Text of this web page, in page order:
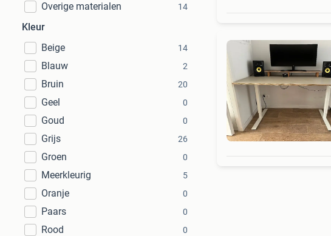
Overige materialen 14
Kleur
Beige
14
Blauw 2
Bruin 20
Geel 0
Goud 0
Grijs 26
Groen 0
Meerkleurig 5
Oranje 0
Paars 0
Rood 0